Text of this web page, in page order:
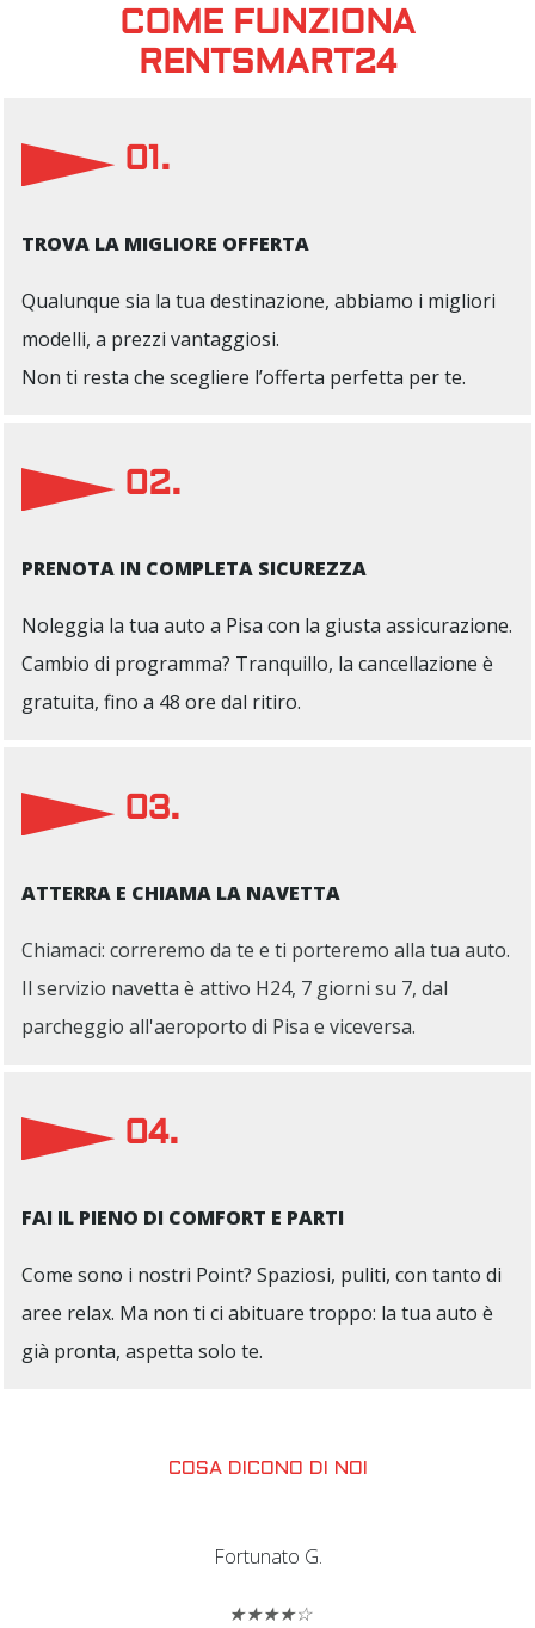
COME FUNZIONA
RENTSMART24
01.
TROVA LA MIGLIORE OFFERTA
Qualunque sia la tua destinazione, abbiamo i migliori
modelli, a prezzi vantaggiosi.
Non ti resta che scegliere l’offerta perfetta per te.
02.
PRENOTA IN COMPLETA SICUREZZA
Noleggia la tua auto a Pisa con la giusta assicurazione.
Cambio di programma? Tranquillo, la cancellazione è
gratuita, fino a 48 ore dal ritiro.
03.
ATTERRA E CHIAMA LA NAVETTA
Chiamaci: correremo da te e ti porteremo alla tua auto.
Il servizio navetta è attivo H24, 7 giorni su 7, dal
parcheggio all'aeroporto di Pisa e viceversa.
04.
FAI IL PIENO DI COMFORT E PARTI
Come sono i nostri Point? Spaziosi, puliti, con tanto di
aree relax. Ma non ti ci abituare troppo: la tua auto è
già pronta, aspetta solo te.
COSA DICONO DI NOI
Fortunato G.
★★★★☆